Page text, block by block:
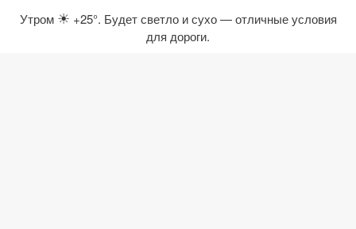
Утром ☀ +25°. Будет светло и сухо — отличные условия
для дороги.